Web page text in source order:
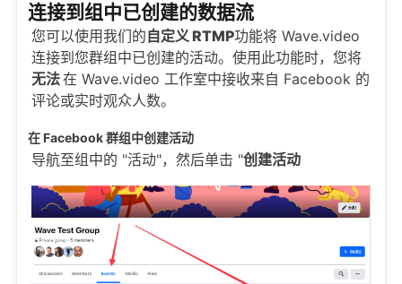
连接到组中已创建的数据流
您可以使用我们的自定义 RTMP功能将 Wave.video
连接到您群组中已创建的活动。使用此功能时，您将
无法在 Wave.video 工作室中接收来自 Facebook 的
评论或实时观众人数。
在 Facebook 群组中创建活动
导航至组中的 "活动"，然后单击 "创建活动